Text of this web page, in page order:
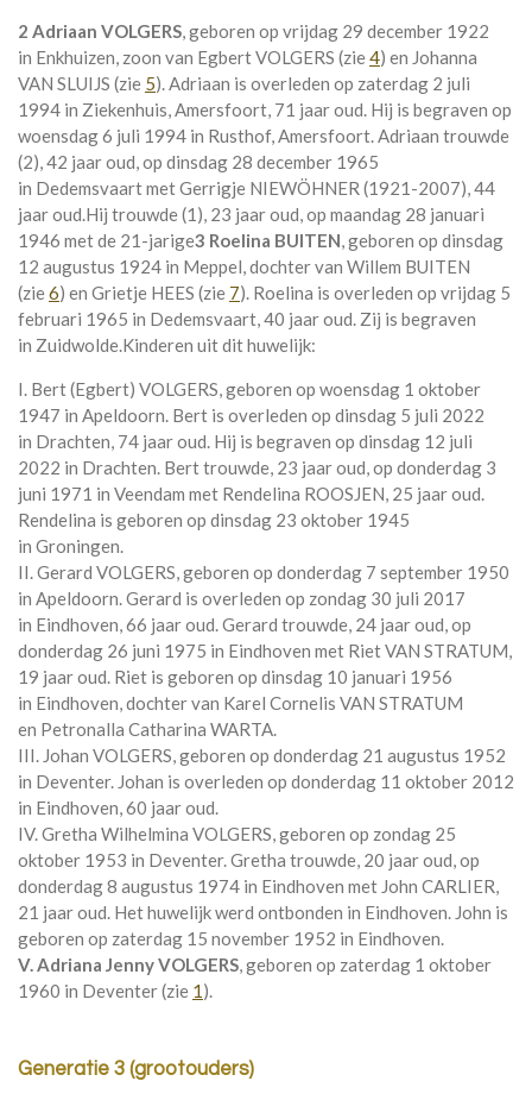
2 Adriaan VOLGERS, geboren op vrijdag 29 december 1922
in Enkhuizen, zoon van Egbert VOLGERS (zie4) en Johanna
VAN SLUIJS (zie 5). Adriaan is overleden op zaterdag 2 juli
1994 in Ziekenhuis, Amersfoort, 71 jaar oud. Hij is begraven op
woensdag 6 juli 1994 in Rusthof, Amersfoort. Adriaan trouwde
(2), 42 jaar oud, op dinsdag 28 december 1965
in DedemsvaartmetGerrigje NIEWÖHNER (1921-2007), 44
jaar oud.Hij trouwde (1), 23 jaar oud, op maandag 28 januari
1946 met de 21-jarige3 Roelina BUITEN, geboren op dinsdag
12 augustus 1924 in Meppel, dochter van Willem BUITEN
(zie6) en Grietje HEES (zie 7). Roelina is overleden op vrijdag 5
februari 1965 in Dedemsvaart, 40 jaar oud. Zij is begraven
in Zuidwolde.Kinderen uit dit huwelijk:
I. Bert (Egbert) VOLGERS, geboren op woensdag 1 oktober
1947 in Apeldoorn. Bert is overleden op dinsdag 5 juli 2022
in Drachten, 74 jaar oud. Hij is begraven op dinsdag 12 juli
2022 in Drachten. Bert trouwde, 23 jaar oud, op donderdag 3
juni 1971 in Veendam met Rendelina ROOSJEN, 25 jaar oud.
Rendelina is geboren op dinsdag 23 oktober 1945
in Groningen.
II. Gerard VOLGERS, geboren op donderdag 7 september 1950
in Apeldoorn. Gerard is overleden op zondag 30 juli 2017
in Eindhoven, 66 jaar oud. Gerard trouwde, 24 jaar oud, op
donderdag 26 juni 1975 in Eindhoven met Riet VAN STRATUM,
19 jaar oud. Riet is geboren op dinsdag 10 januari 1956
in Eindhoven, dochter van Karel Cornelis VAN STRATUM
en Petronalla Catharina WARTA.
III. Johan VOLGERS, geboren op donderdag 21 augustus 1952
in Deventer. Johan is overleden op donderdag 11 oktober 2012
in Eindhoven, 60 jaar oud.
IV. Gretha Wilhelmina VOLGERS, geboren op zondag 25
oktober 1953 in Deventer. Gretha trouwde, 20 jaar oud, op
donderdag 8 augustus 1974 in Eindhoven met John CARLIER,
21 jaar oud. Het huwelijk werd ontbonden in Eindhoven. John is
geboren op zaterdag 15 november 1952 in Eindhoven.
V. Adriana Jenny VOLGERS, geboren op zaterdag 1 oktober
1960 in Deventer(zie 1).
Generatie 3 (grootouders)